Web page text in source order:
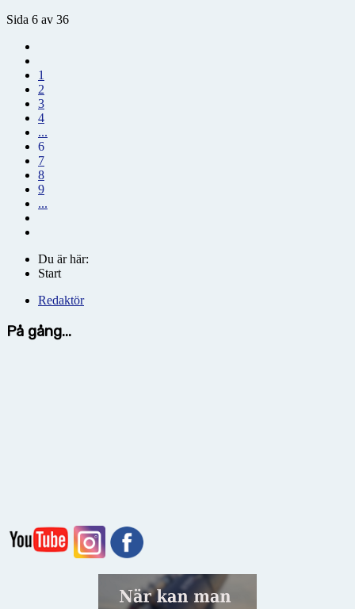
Sida 6 av 36
1
2
3
4
...
6
7
8
9
...
Du är här:
Start
Redaktör
På gång...